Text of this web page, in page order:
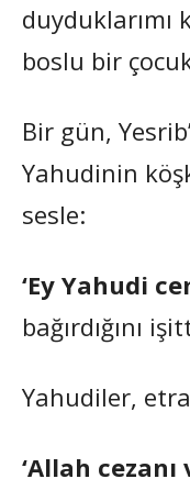
duyduklarımı
boslu bir
Bir gün,
Yahudinin
sesle:
‘Ey Yahudi
bağırdığını
Yahudiler,
‘Allah